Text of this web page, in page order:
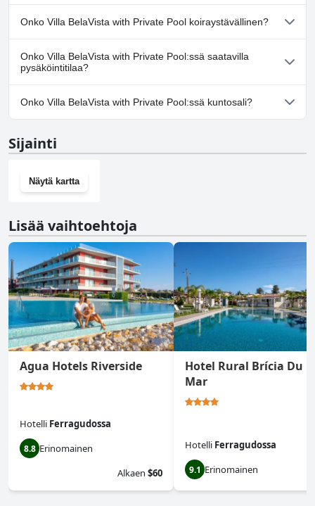
Ei, Villa BelaVista with Private Pool ei tarjoa kylpylää.
Onko Villa BelaVista with Private Pool koiraystävällinen?
Ei, Villa BelaVista with Private Pool ei salli koiria.
Onko Villa BelaVista with Private Pool:ssä saatavilla
pysäköintitilaa?
Kyllä, Villa BelaVista with Private Pool tarjoaa
pysäköintimahdollisuuden.
Onko Villa BelaVista with Private Pool:ssä kuntosali?
Sijainti
Näytä kartta
Lisää vaihtoehtoja
Agua Hotels Riverside
Hotelli Ferragudossa
8.8 Erinomainen
Alkaen $60
Hotel Rural Brícia Du
Mar
Hotelli Ferragudossa
9.1 Erinomainen